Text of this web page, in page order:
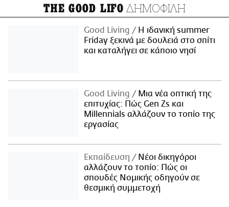
THE GOOD LIFO ΔΗΜΟΦΙΛΗ
Good Living
Η ιδανική summer
Friday ξεκινά με δουλειά στο σπίτι
και καταλήγει σε κάποιο νησί
Good Living
Μια νέα οπτική της
επιτυχίας: Πώς Gen Zs και
Millennials αλλάζουν το τοπίο της
εργασίας
Εκπαίδευση
Νέοι δικηγόροι
αλλάζουν το τοπίο: Πώς οι
σπουδές Νομικής οδηγούν σε
θεσμική συμμετοχή